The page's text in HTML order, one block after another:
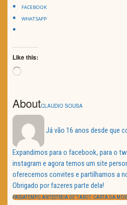
FACEBOOK
WHATSAPP
Like this:
Loading…
AboutCLAUDIO SOUSA
Já vão 16 anos desde que
Expandimos para o facebook, para o
instagram e agora temos um site
oferecemos convites e partilhamos a
Obrigado por fazeres parte dela!
Navegação
de
PREVIOUS
PASSATEMPO ANTESTREIA DE ‘TAROT: CARTA DA